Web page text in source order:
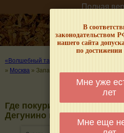
В
законодательством
нашего сайта
по достижении
Мне уже
лет
Мне еще
Полная
«Волшебный табачок» – о табаке и курении
» Москва » Западное Дегунино
Где покурить кальян,
Дегунино в Москве